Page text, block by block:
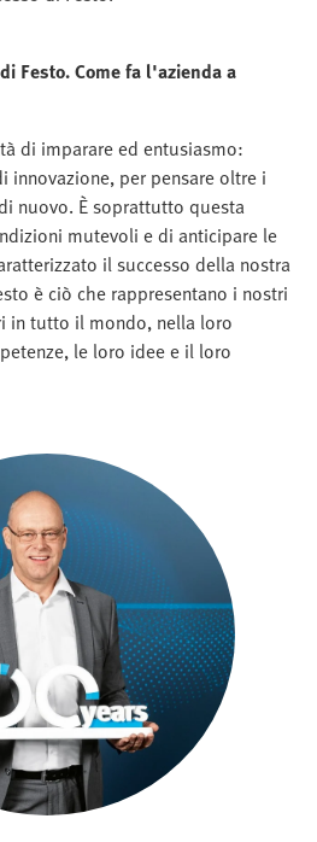
Festo. Come fa l'azienda a
di imparare ed entusiasmo:
innovazione, per pensare oltre i
nuovo. È soprattutto questa
mutevoli e di anticipare le
il successo della nostra
è ciò che rappresentano i nostri
in tutto il mondo, nella loro
le loro idee e il loro